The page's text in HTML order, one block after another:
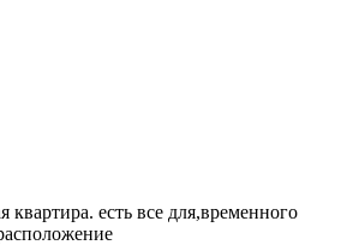
квартира. есть все для,временного